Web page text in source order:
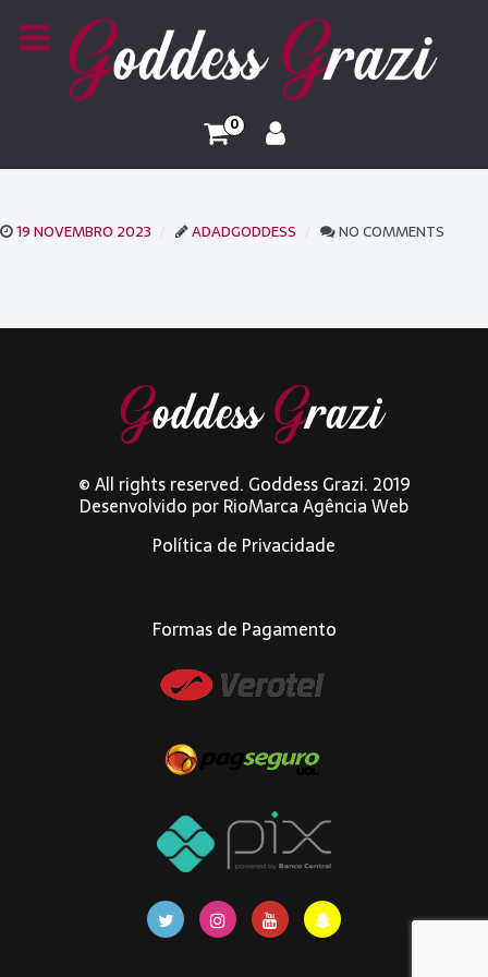
0
19 NOVEMBRO 2023 ADADGODDESS NO COMMENTS
© All rights reserved. Goddess Grazi. 2019
Desenvolvido porRioMarca Agência Web
Política de Privacidade
Formas de Pagamento